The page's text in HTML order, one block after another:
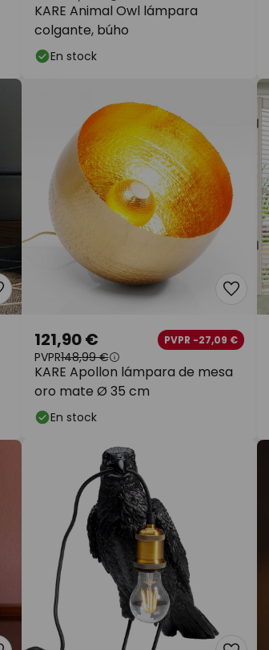
KARE Animal Owl lámpara
colgante, búho
En stock
KARE Apollon lámpara de mesa
oro mate Ø 35 cm
121,90 € PVPR -27,09 €
PVPR148,99 €
En stock